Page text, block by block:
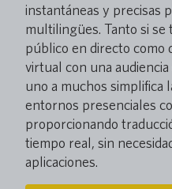
instantáneas y precisas
multilingües. Tanto si se
público en directo como
virtual con una
uno a muchos simplifica
entornos presenciales
proporcionando
tiempo real, sin
aplicaciones.